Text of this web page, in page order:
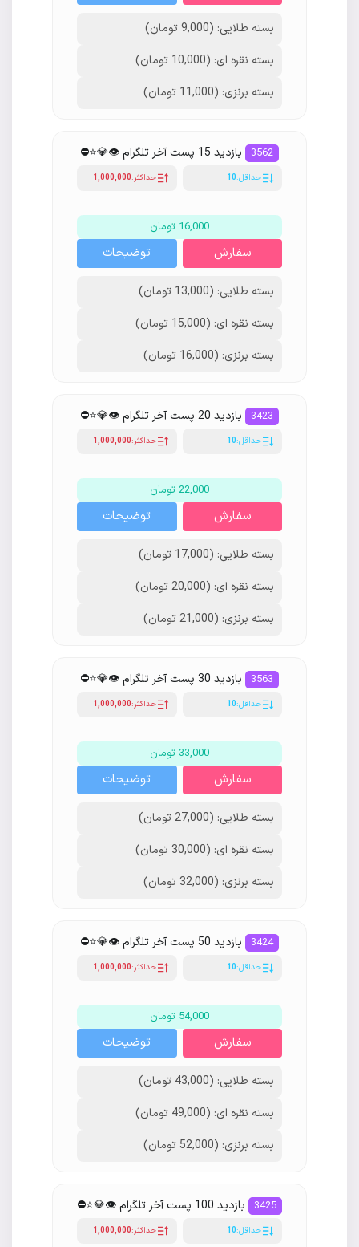
بسته طلایی: (9,000 تومان)
بسته نقره ای: (10,000 تومان)
بسته برنزی: (11,000 تومان)
3562 بازدید 15 پست آخر تلگرام 👁💎⭐️⛔
حداقل:10 حداکثر:1,000,000
16,000 تومان
سفارش توضیحات
بسته طلایی: (13,000 تومان)
بسته نقره ای: (15,000 تومان)
بسته برنزی: (16,000 تومان)
3423 بازدید 20 پست آخر تلگرام 👁💎⭐️⛔
حداقل:10 حداکثر:1,000,000
22,000 تومان
سفارش توضیحات
بسته طلایی: (17,000 تومان)
بسته نقره ای: (20,000 تومان)
بسته برنزی: (21,000 تومان)
3563 بازدید 30 پست آخر تلگرام 👁💎⭐️⛔
حداقل:10 حداکثر:1,000,000
33,000 تومان
سفارش توضیحات
بسته طلایی: (27,000 تومان)
بسته نقره ای: (30,000 تومان)
بسته برنزی: (32,000 تومان)
3424 بازدید 50 پست آخر تلگرام 👁💎⭐️⛔
حداقل:10 حداکثر:1,000,000
54,000 تومان
سفارش توضیحات
بسته طلایی: (43,000 تومان)
بسته نقره ای: (49,000 تومان)
بسته برنزی: (52,000 تومان)
3425 بازدید 100 پست آخر تلگرام 👁💎⭐️⛔
حداقل:10 حداکثر:1,000,000